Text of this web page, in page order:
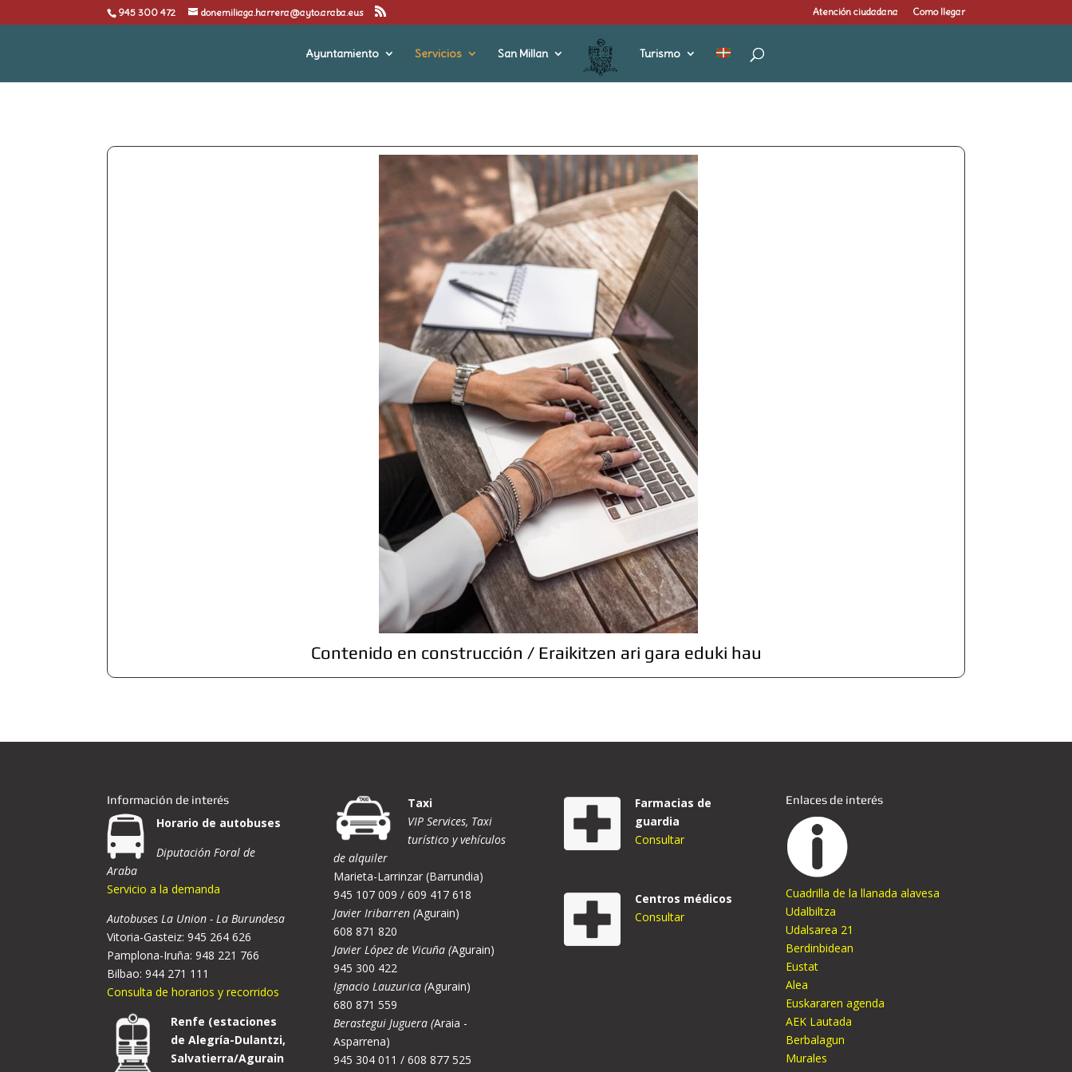
945 300 472 donemiliaga.harrera@ayto.araba.eus Atención ciudadana Como llegar
Ayuntamiento Servicios San Millan Turismo
Contenido en construcción / Eraikitzen ari gara eduki hau
Información de interés
Horario de autobuses
Diputación Foral de
Araba
Servicio a la demanda
Autobuses La Union - La Burundesa
Vitoria-Gasteiz: 945 264 626
Pamplona-Iruña: 948 221 766
Bilbao: 944 271 111
Consulta de horarios y recorridos
Renfe (estaciones
de Alegría-Dulantzi,
Salvatierra/Agurain
Taxi
VIP Services, Taxi
turístico y vehículos
de alquiler
Marieta-Larrinzar (Barrundia)
945 107 009 / 609 417 618
Javier Iribarren (Agurain)
608 871 820
Javier López de Vicuña (Agurain)
945 300 422
Ignacio Lauzurica (Agurain)
680 871 559
Berastegui Juguera (Araia -
Asparrena)
945 304 011 / 608 877 525
Farmacias de
guardia
Consultar
Centros médicos
Consultar
Enlaces de interés
Cuadrilla de la llanada alavesa
Udalbiltza
Udalsarea 21
Berdinbidean
Eustat
Alea
Euskararen agenda
AEK Lautada
Berbalagun
Murales